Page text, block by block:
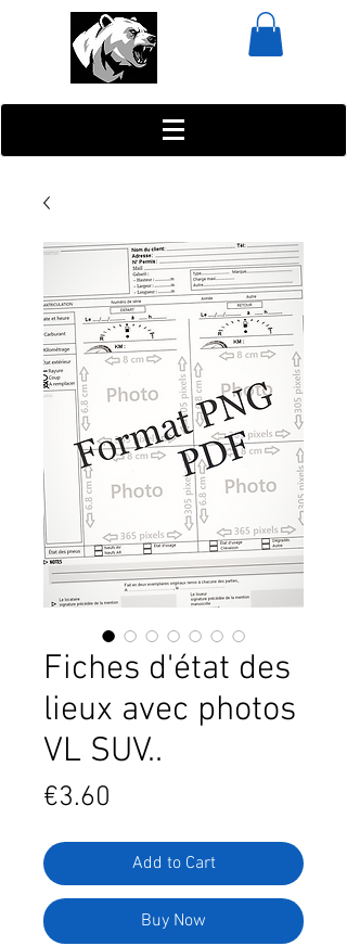
Fiches d'état des
lieux avec photos
VL SUV..
€3.60
Add to Cart
Buy Now